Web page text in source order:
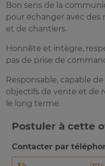
Bon sens de la
pour échanger avec des
et de chantiers.
Honnête et intègre,
pas de prise de
Responsable, capable
objectifs de vente et de
le long terme.
Postuler à cette
Contacter par